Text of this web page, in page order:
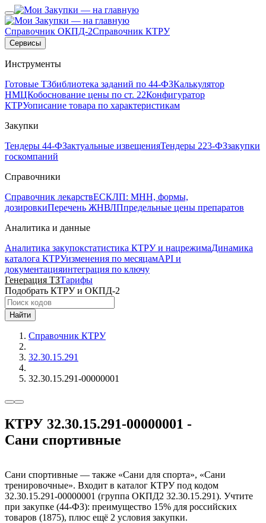
Справочник ОКПД-2Справочник КТРУ
Сервисы
Инструменты
Готовые ТЗбиблиотека заданий по 44-ФЗКалькулятор
НМЦКобоснование цены по ст. 22Конфигуратор
КТРУописание товара по характеристикам
Закупки
Тендеры 44-ФЗактуальные извещенияТендеры 223-ФЗзакупки
госкомпаний
Справочники
Справочник лекарствЕСКЛП: МНН, формы,
дозировкиПеречень ЖНВЛПпредельные цены препаратов
Аналитика и данные
Аналитика закупокстатистика КТРУ и нацрежимаДинамика
каталога КТРУизменения по месяцамAPI и
документацияинтеграция по ключу
Генерация ТЗТарифы
Подобрать КТРУ и ОКПД-2
Найти
Справочник КТРУ
32.30.15.291
32.30.15.291-00000001
КТРУ 32.30.15.291-00000001 -
Сани спортивные
Сани спортивные — также «Сани для спорта», «Сани
тренировочные». Входит в каталог КТРУ под кодом
32.30.15.291-00000001 (группа ОКПД2 32.30.15.291). Учтите
при закупке (44-ФЗ): преимущество 15% для российских
товаров (1875), плюс ещё 2 условия закупки.